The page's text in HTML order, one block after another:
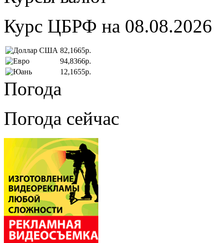
Курс ЦБРФ на 08.08.2026
82,1665р.
94,8366р.
12,1655р.
Погода
Погода сейчас